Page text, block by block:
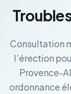
Consultation
l’érection
Provence-
ordonnance